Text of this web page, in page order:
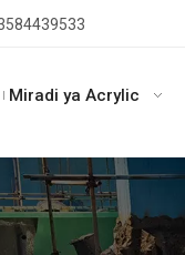
Miradi ya Acrylic